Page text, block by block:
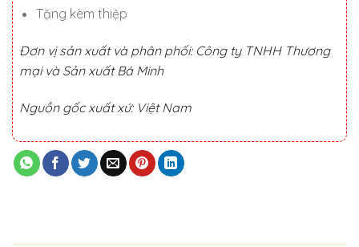
Tặng kèm thiệp
Đơn vị sản xuất và phân phối: Công ty TNHH Thương
mại và Sản xuất Bá Minh
Nguồn gốc xuất xứ: Việt Nam